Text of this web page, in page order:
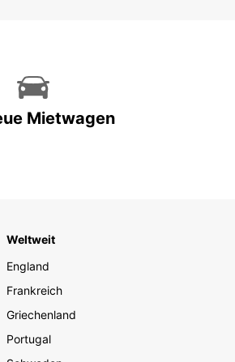
Mietwagen
Weltweit
England
Frankreich
Griechenland
Portugal